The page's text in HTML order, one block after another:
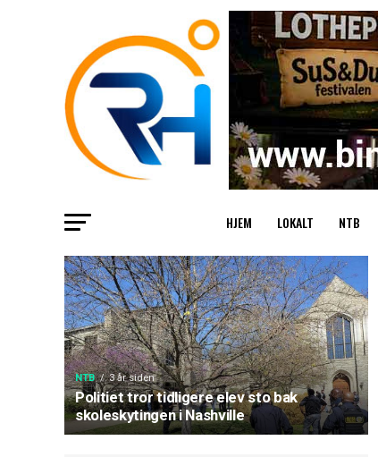
HJEM LOKALT NTB
NTB 3 år siden
Politiet tror tidligere elev sto bak
skoleskytingen i Nashville